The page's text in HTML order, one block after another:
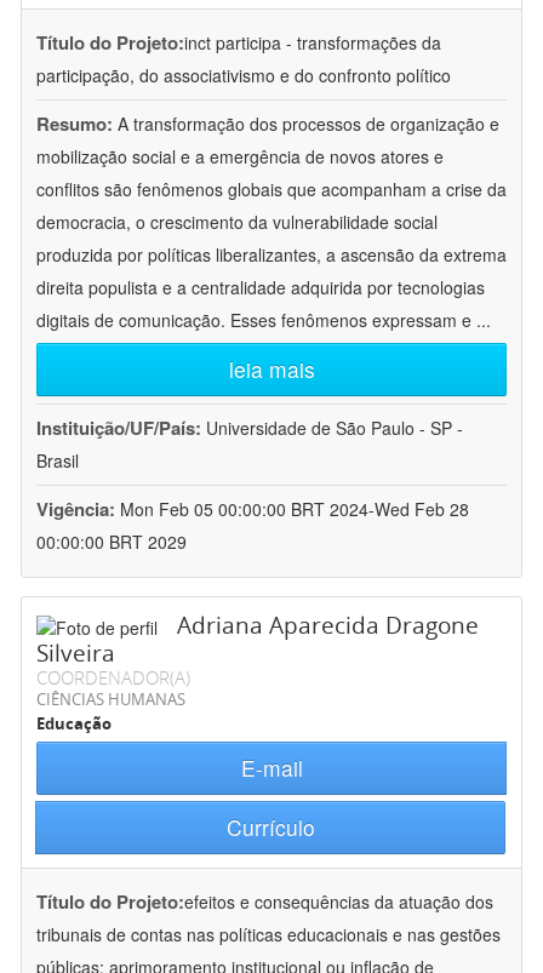
Título do Projeto:inct participa - transformações da
participação, do associativismo e do confronto político
Resumo: A transformação dos processos de organização e
mobilização social e a emergência de novos atores e
conflitos são fenômenos globais que acompanham a crise da
democracia, o crescimento da vulnerabilidade social
produzida por políticas liberalizantes, a ascensão da extrema
direita populista e a centralidade adquirida por tecnologias
digitais de comunicação. Esses fenômenos expressam e ...
leia mais
Instituição/UF/País: Universidade de São Paulo - SP -
Brasil
Vigência: Mon Feb 05 00:00:00 BRT 2024-Wed Feb 28
00:00:00 BRT 2029
Adriana Aparecida Dragone
Silveira
COORDENADOR(A)
CIÊNCIAS HUMANAS
Educação
E-mail
Currículo
Título do Projeto:efeitos e consequências da atuação dos
tribunais de contas nas políticas educacionais e nas gestões
públicas: aprimoramento institucional ou inflação de